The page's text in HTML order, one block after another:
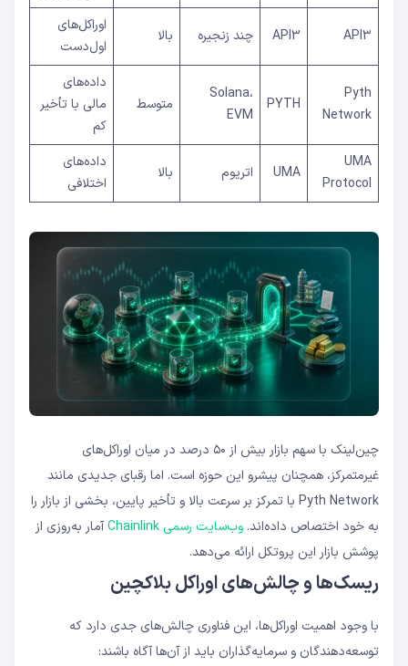
API3
API3 چند زنجیره بالا
اوراکل‌های
اول‌دست
Pyth
Network
PYTH
Solana،
EVM
متوسط
داده‌های
مالی با تأخیر
کم
UMA
Protocol
UMA اتریوم بالا
داده‌های
اختلافی
چین‌لینک با سهم بازار بیش از ۵۰ درصد در میان اوراکل‌های
غیرمتمرکز، همچنان پیشرو این حوزه است. اما رقبای جدیدی مانند
Pyth Network با تمرکز بر سرعت بالا و تأخیر پایین، بخشی از بازار را
به خود اختصاص داده‌اند. وب‌سایت رسمی Chainlink
آمار به‌روزی از
پوشش بازار این پروتکل ارائه می‌دهد.
ریسک‌ها و چالش‌های اوراکل بلاکچین
با وجود اهمیت اوراکل‌ها، این فناوری چالش‌های جدی دارد که
توسعه‌دهندگان و سرمایه‌گذاران باید از آن‌ها آگاه باشند: